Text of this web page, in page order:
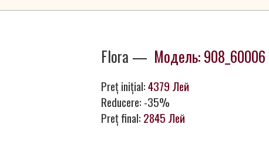
Flora — Модель: 908_60006
Preț inițial:4379 Лей
Reducere: -35%
Preț final: 2845 Лей